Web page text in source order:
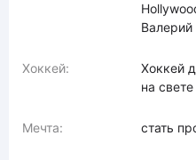
Хоккей:
Хоккей
на свете
Мечта: стать